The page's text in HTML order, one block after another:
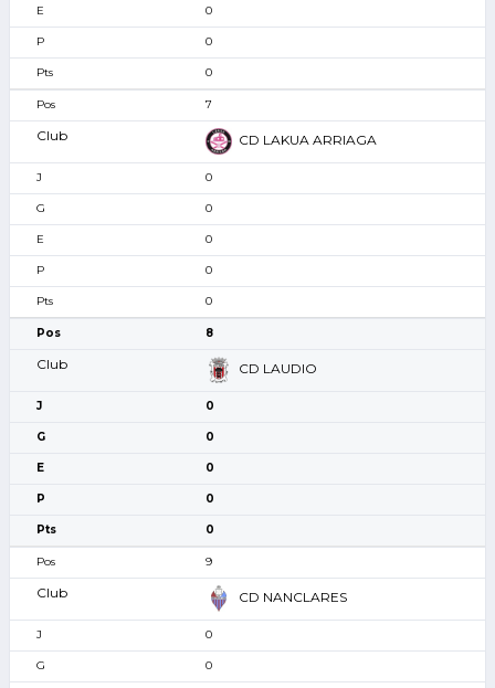
0
0
0
7
CD LAKUA ARRIAGA
0
0
0
0
0
8
CD LAUDIO
0
0
0
0
0
9
CD NANCLARES
0
0